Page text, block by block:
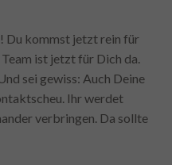
Du kommst jetzt rein für
ist jetzt für Dich da.
sei gewiss: Auch Deine
Ihr werdet
verbringen. Da sollte